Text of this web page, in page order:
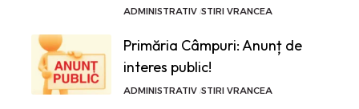
ADMINISTRATIV STIRI VRANCEA
Primăria Câmpuri: Anunț de
interes public!
ADMINISTRATIV STIRI VRANCEA